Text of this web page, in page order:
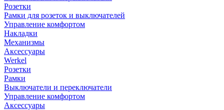
Розетки
Рамки для розеток и выключателей
Управление комфортом
Накладки
Механизмы
Аксессуары
Werkel
Розетки
Рамки
Выключатели и переключатели
Управление комфортом
Аксессуары